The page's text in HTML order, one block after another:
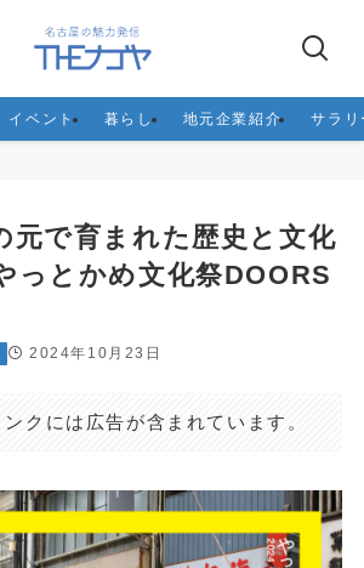
イベント 暮らし 地元企業紹介 サラリ
元で育まれた歴史と文化
っとかめ文化祭DOORS
2024年10月23日
クには広告が含まれています。